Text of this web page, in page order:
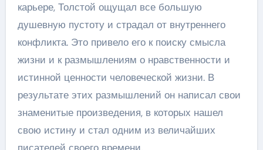
карьере, Толстой ощущал все большую
душевную пустоту и страдал от внутреннего
конфликта. Это привело его к поиску смысла
жизни и к размышлениям о нравственности и
истинной ценности человеческой жизни. В
результате этих размышлений он написал свои
знаменитые произведения, в которых нашел
свою истину и стал одним из величайших